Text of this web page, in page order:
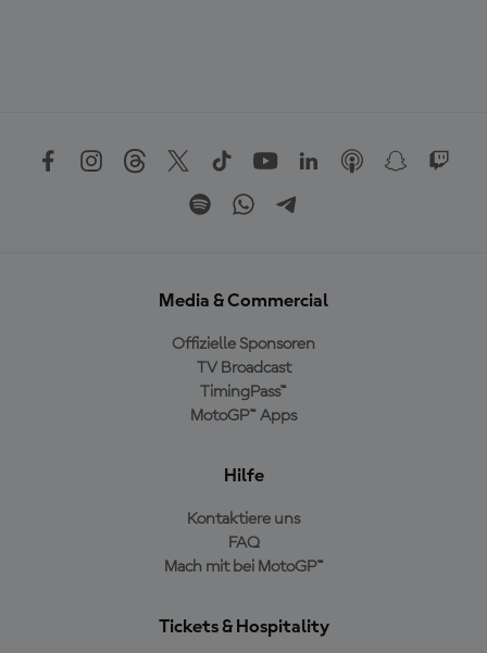
Media & Commercial
Offizielle Sponsoren
TV Broadcast
TimingPass™
MotoGP™ Apps
Hilfe
Kontaktiere uns
FAQ
Mach mit bei MotoGP™
Tickets & Hospitality